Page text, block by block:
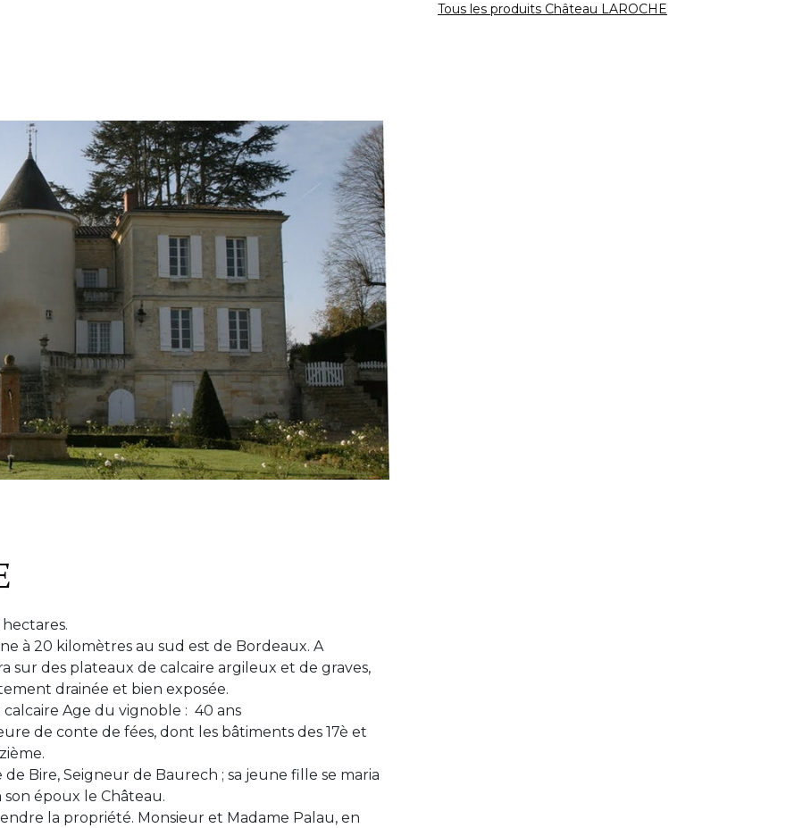
Tous les produits Château LAROCHE
à 20 kilomètres au sud est de Bordeaux. A
sur des plateaux de calcaire argileux et de graves,
drainée et bien exposée.
calcaire Age du vignoble : 40 ans
de conte de fées, dont les bâtiments des 17è et
Bire, Seigneur de Baurech ; sa jeune fille se maria
époux le Château.
la propriété. Monsieur et Madame Palau, en